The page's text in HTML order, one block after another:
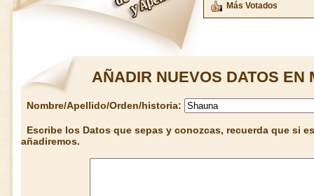
Más Votados
AÑADIR NUEVOS DATOS EN
Nombre/Apellido/Orden/historia:
Escribe los Datos que sepas y conozcas, recuerda que si
añadiremos.